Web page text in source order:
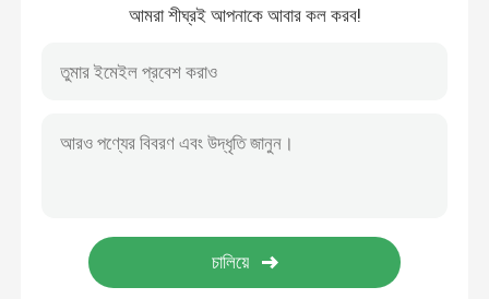
শুটিং স্ট্রিপড
শুটিং স্ট্যান্ড
হান্টিং রাইফেল বিপড
আমরা শীঘ্রই আপনাকে আবার কল করব!